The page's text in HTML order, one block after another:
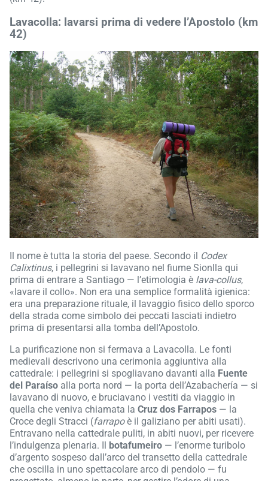
Lavacolla: lavarsi prima di vedere l’Apostolo (km
42)
Il nome è tutta la storia del paese. Secondo il Codex
Calixtinus, i pellegrini si lavavano nel fiume Sionlla qui
prima di entrare a Santiago — l’etimologia è lava-collus,
«lavare il collo». Non era una semplice formalità igienica:
era una preparazione rituale, il lavaggio fisico dello sporco
della strada come simbolo dei peccati lasciati indietro
prima di presentarsi alla tomba dell’Apostolo.
La purificazione non si fermava a Lavacolla. Le fonti
medievali descrivono una cerimonia aggiuntiva alla
cattedrale: i pellegrini si spogliavano davanti alla Fuente
del Paraíso alla porta nord — la porta dell’Azabachería — si
lavavano di nuovo, e bruciavano i vestiti da viaggio in
quella che veniva chiamata la Cruz dos Farrapos — la
Croce degli Stracci (farrapoè il galiziano per abiti usati).
Entravano nella cattedrale puliti, in abiti nuovi, per ricevere
l’indulgenza plenaria. Il
botafumeiro — l’enorme turibolo
d’argento sospeso dall’arco del transetto della cattedrale
che oscilla in uno spettacolare arco di pendolo — fu